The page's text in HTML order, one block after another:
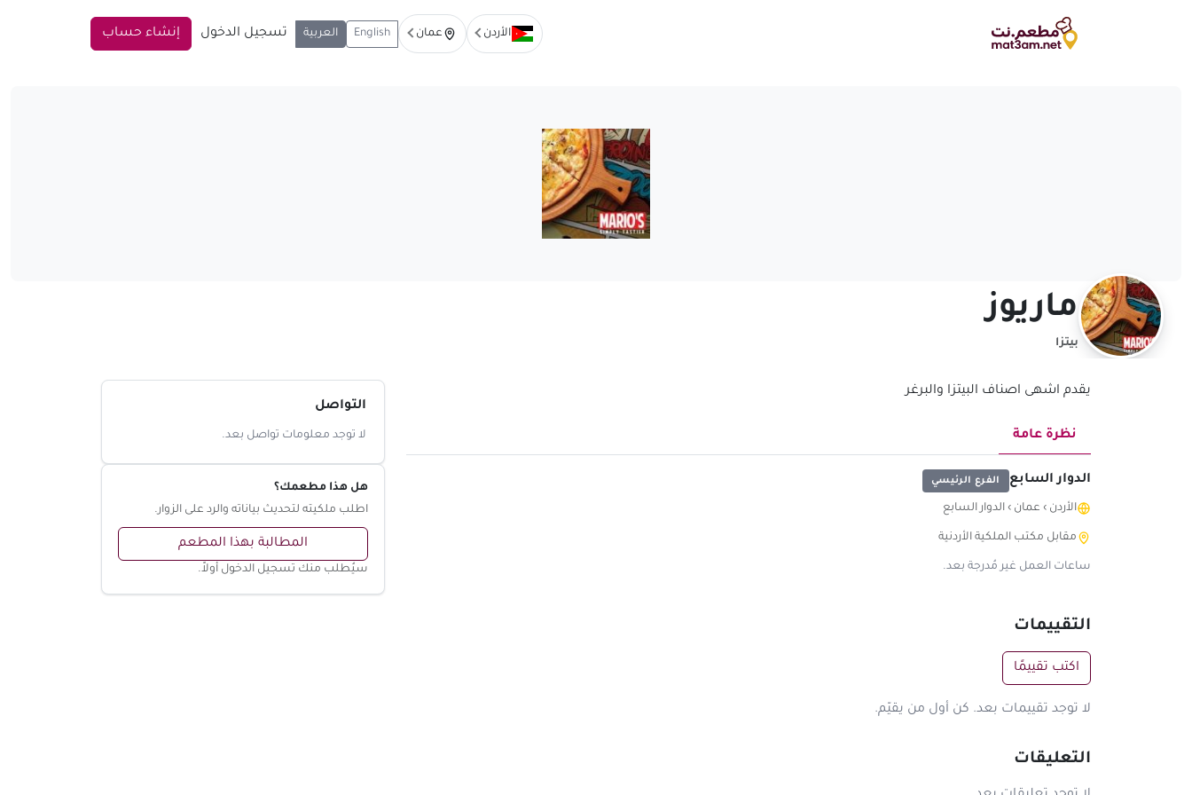
الأردن عمان English العربية تسجيل الدخول إنشاء حساب
ماريوز
بيتزا
يقدم اشهى اصناف البيتزا والبرغر
نظرة عامة
الدوار السابع الفرع الرئيسي
الأردن › عمان › الدوار السابع
مقابل مكتب الملكية الأردنية
ساعات العمل غير مُدرجة بعد.
التقييمات
اكتب تقييمًا
لا توجد تقييمات بعد. كن أول من يقيّم.
التعليقات
التواصل
لا توجد معلومات تواصل بعد.
هل هذا مطعمك؟
اطلب ملكيته لتحديث بياناته والرد على الزوار.
المطالبة بهذا المطعم
سيُطلب منك تسجيل الدخول أولاً.